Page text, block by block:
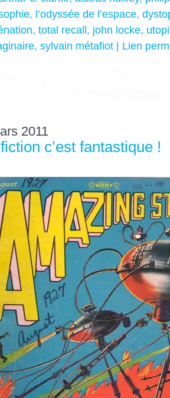
, l’odyssée de l’espace,
, total recall , john locke,
, sylvain métafiot
Lien
2011
c’est fantastique !